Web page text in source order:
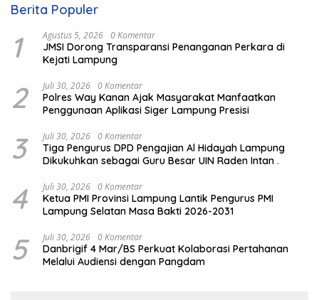
Berita Populer
1 Agustus 5, 2026 0 Komentar
JMSI Dorong Transparansi Penanganan Perkara di
Kejati Lampung
2 Juli 30, 2026 0 Komentar
Polres Way Kanan Ajak Masyarakat Manfaatkan
Penggunaan Aplikasi Siger Lampung Presisi
3 Juli 30, 2026 0 Komentar
Tiga Pengurus DPD Pengajian Al Hidayah Lampung
Dikukuhkan sebagai Guru Besar UIN Raden Intan .
4 Juli 30, 2026 0 Komentar
Ketua PMI Provinsi Lampung Lantik Pengurus PMI
Lampung Selatan Masa Bakti 2026-2031
5 Juli 30, 2026 0 Komentar
Danbrigif 4 Mar/BS Perkuat Kolaborasi Pertahanan
Melalui Audiensi dengan Pangdam